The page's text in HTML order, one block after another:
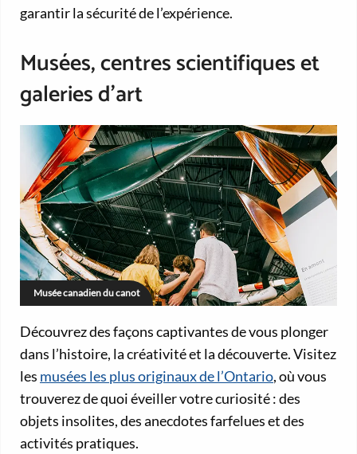
garantir la sécurité de l’expérience.
Musées, centres scientifiques et
galeries d’art
Musée canadien du canot
Découvrez des façons captivantes de vous plonger
dans l’histoire, la créativité et la découverte. Visitez
les musées les plus originaux de l’Ontario, où vous
trouverez de quoi éveiller votre curiosité : des
objets insolites, des anecdotes farfelues et des
activités pratiques.